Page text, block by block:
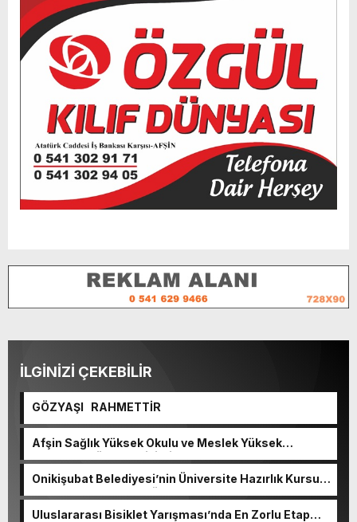
İLGİNİZİ ÇEKEBİLİR
GÖZYAŞI RAHMETTİR
Afşin Sağlık Yüksek Okulu ve Meslek Yüksek
Okulunda görev değişimi!
Onikişubat Belediyesi’nin Üniversite Hazırlık Kursu
başvurularında son gün 7 Ağustos.
Uluslararası Bisiklet Yarışması’nda En Zorlu Etap